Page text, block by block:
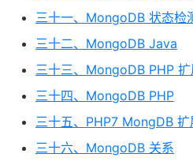
三十一、MongoDB 状态
三十二、MongoDB Java
三十三、MongoDB PHP
三十四、MongoDB PHP
三十五、PHP7 MongDB 扩
三十六、MongoDB 关系